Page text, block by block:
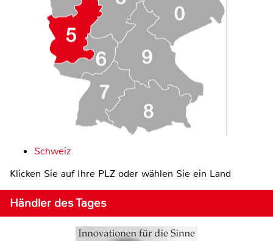
Schweiz
Klicken Sie auf Ihre PLZ oder wählen Sie ein Land
Händler des Tages